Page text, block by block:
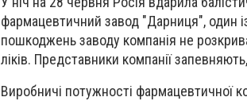
фармацевтичний завод "Дарниця", один
пошкоджень заводу компанія не
ліків. Представники компанії
Виробничі потужності фармацевтичної